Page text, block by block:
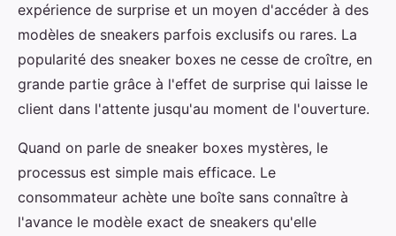
expérience de surprise et un moyen d'accéder à des
modèles de sneakers parfois exclusifs ou rares. La
popularité des sneaker boxes ne cesse de croître, en
grande partie grâce à l'effet de surprise qui laisse le
client dans l'attente jusqu'au moment de l'ouverture.
Quand on parle de sneaker boxes mystères, le
processus est simple mais efficace. Le
consommateur achète une boîte sans connaître à
l'avance le modèle exact de sneakers qu'elle